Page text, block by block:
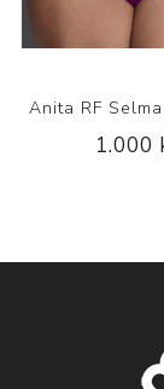
Anita RF
1.000